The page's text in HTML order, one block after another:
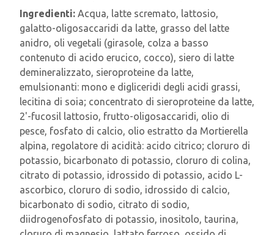
Ingredienti: Acqua, latte scremato, lattosio,
galatto-oligosaccaridi da latte, grasso del latte
anidro, oli vegetali (girasole, colza a basso
contenuto di acido erucico, cocco), siero di latte
demineralizzato, sieroproteine da latte,
emulsionanti: mono e digliceridi degli acidi grassi,
lecitina di soia; concentrato di sieroproteine da latte,
2'-fucosil lattosio, frutto-oligosaccaridi, olio di
pesce, fosfato di calcio, olio estratto da Mortierella
alpina, regolatore di acidità: acido citrico; cloruro di
potassio, bicarbonato di potassio, cloruro di colina,
citrato di potassio, idrossido di potassio, acido L-
ascorbico, cloruro di sodio, idrossido di calcio,
bicarbonato di sodio, citrato di sodio,
diidrogenofosfato di potassio, inositolo, taurina,